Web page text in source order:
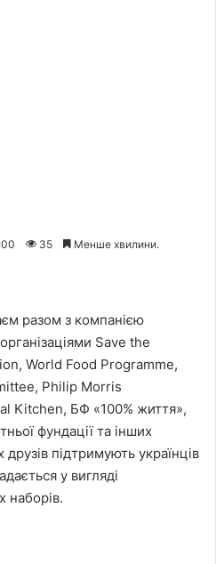
35 Менше хвилини.
разом з компанією
Save the
World Food Programme,
Philip Morris
Kitchen, БФ «100% життя»,
фундації та інших
підтримують українців
у вигляді
наборів.